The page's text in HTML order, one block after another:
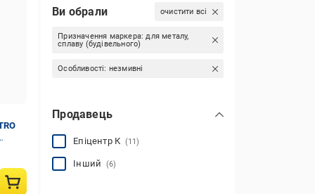
Ви обрали очистити всі
Призначення маркера:для металу,
сплаву (будівельного)
Особливості: незмивні
Продавець
Епіцентр К (11)
Інший (6)